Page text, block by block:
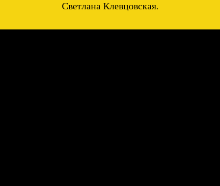
Светлана Клевцовская.